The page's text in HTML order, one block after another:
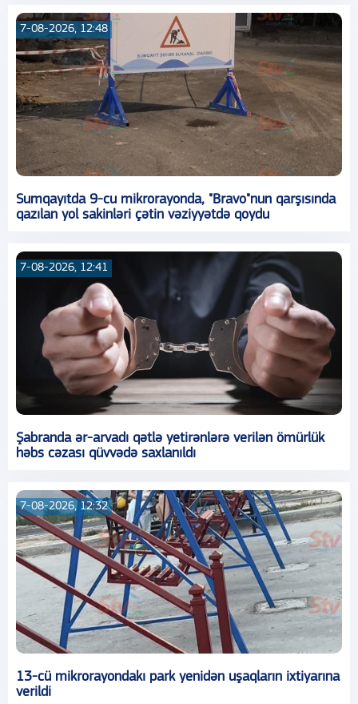
7-08-2026, 12:48
Sumqayıtda 9-cu mikrorayonda, "Bravo"nun qarşısında
qazılan yol sakinləri çətin vəziyyətdə qoydu
7-08-2026, 12:41
Şabranda ər-arvadı qətlə yetirənlərə verilən ömürlük
həbs cəzası qüvvədə saxlanıldı
7-08-2026, 12:32
13-cü mikrorayondakı park yenidən uşaqların ixtiyarına
verildi